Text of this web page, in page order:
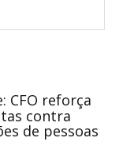
CFO reforça
contra
de pessoas